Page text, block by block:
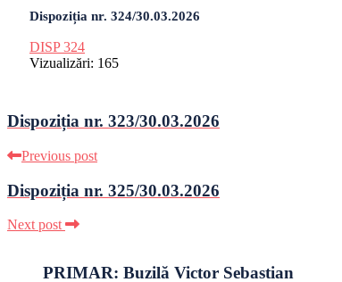
Dispoziția nr. 324/30.03.2026
DISP 324
Vizualizări: 165
Dispoziția nr. 323/30.03.2026
Previous post
Dispoziția nr. 325/30.03.2026
Next post
PRIMAR: Buzilă Victor Sebastian